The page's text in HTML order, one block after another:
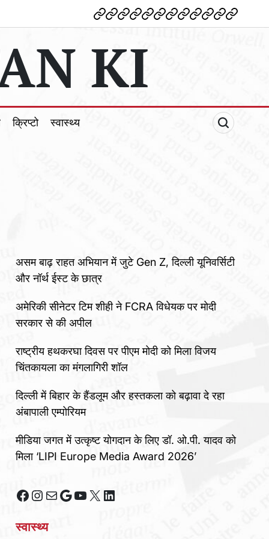
देश विदेशपोलटिकल
मनोरंजन
शिक्षाटेक्नोलॉजी
व्यापारक्राइम
धर्म खेलक्रिप्टोस्वास्थ्य
KI
क्रिप्टो स्वास्थ्य
असम बाढ़ राहत अभियान में जुटे Gen Z, दिल्ली यूनिवर्सिटी
और नॉर्थ ईस्ट के छात्र
अमेरिकी सीनेटर टिम शीही ने FCRA विधेयक पर मोदी
सरकार से की अपील
राष्ट्रीय हथकरघा दिवस पर पीएम मोदी को मिला विजय
चिंतकायला का मंगलागिरी शॉल
दिल्ली में बिहार के हैंडलूम और हस्तकला को बढ़ावा दे रहा
अंबापाली एम्पोरियम
मीडिया जगत में उत्कृष्ट योगदान के लिए डॉ. ओ.पी. यादव को
मिला ‘LIPI Europe Media Award 2026’
Facebook
Instagram
MailGoogle
YouTube
X LinkedIn
स्वास्थ्य